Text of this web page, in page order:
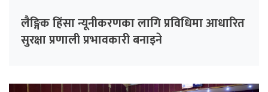
लैङ्गिक हिंसा न्यूनीकरणका लागि प्रविधिमा आधारित
सुरक्षा प्रणाली प्रभावकारी बनाइने